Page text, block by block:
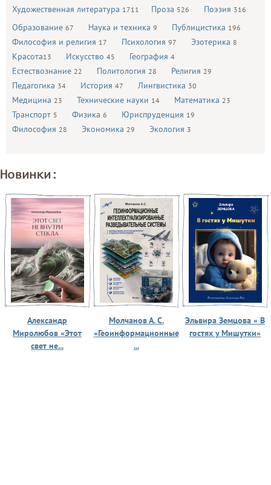
Художественная литература 1711 Проза 526 Поэзия 316
Образование 67 Наука и техника 9 Публицистика 196
Философия и религия 17 Психология 97 Эзотерика 8
Красота13 Искусство 45 География 4
Естествознание 22 Политология 28 Религия 29
Педагогика 34 История 47 Лингвистика 30
Медицина 23 Технические науки 14 Математика 23
Транспорт 5 Физика 6 Юриспруденция 19
Философия 28 Экономика 29 Экология 3
Новинки:
Александр
Миролюбов «Этот
свет не...
Молчанов А. С.
«Геоинформационные
...
Эльвира Земцова « В
гостях у Мишутки»